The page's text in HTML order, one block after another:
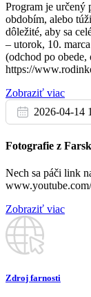
12:00
+
Kňaz
Kňaz
5.7.
07:30
Kňaz
Pre potreby
účtu:
SK 38 0200 0000
Na chod našej
prevodom na číslo
SK70 1100 0000
Za všetky Vaše
Jozef Repko, farár
Program je určený
obdobím, alebo
dôležité, aby sa
– utorok, 10.
(odchod po
https://
Zobraziť viac
2026-04-14
Fotografie z
Nech sa páči link
Zobraziť viac
Zdroj farnosti